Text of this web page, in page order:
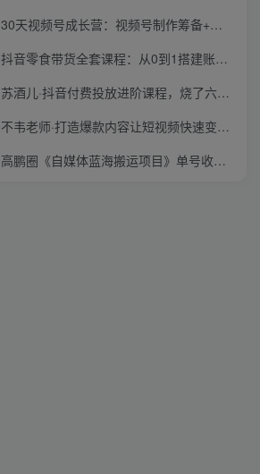
30天视频号成长营：视频号制作筹备+视频剪辑+视频号运营+引流变现
抖音零食带货全套课程：从0到1搭建账号，涨粉卖货（提供素材库）
苏酒儿·抖音付费投放进阶课程，烧了六千万总结了实操型投放经验，运营投手起飞必修课
不韦老师·打造爆款内容让短视频快速变现，抖音短视频IP打造及直播课变现
高鹏圈《自媒体蓝海搬运项目》单号收益每月基本都可以达到5000+可批量